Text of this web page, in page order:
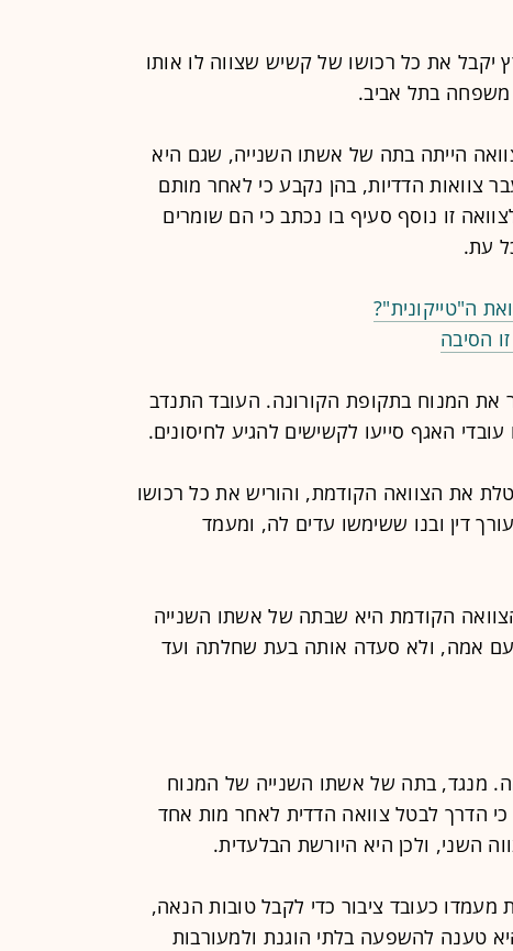
יקבל את כל רכושו של קשיש שצווה לו אותו
משפחה בתל אביב.
הייתה בתה של אשתו השנייה, שגם היא
צוואות הדדיות, בהן נקבע כי לאחר מותם
זו נוסף סעיף בו נכתב כי הם שומרים
עת.
ה"טייקונית"?
הסיבה
את המנוח בתקופת הקורונה. העובד התנדב
האגף סייעו לקשישים להגיע לחיסונים.
את הצוואה הקודמת, והוריש את כל רכושו
דין ובנו ששימשו עדים לה, ומעמד
הקודמת היא שבתה של אשתו השנייה
אמה, ולא סעדה אותה בעת שחלתה ועד
מנגד, בתה של אשתו השנייה של המנוח
הדרך לבטל צוואה הדדית לאחר מות אחד
השני, ולכן היא היורשת הבלעדית.
מעמדו כעובד ציבור כדי לקבל טובות הנאה,
טענה להשפעה בלתי הוגנת ולמעורבות